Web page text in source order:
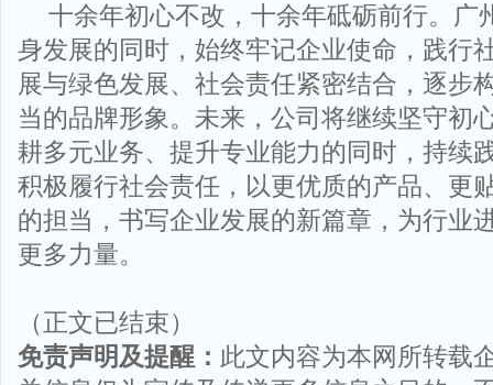
十余年初心不改，十余年砥砺前行。广
身发展的同时，始终牢记企业使命，践行
展与绿色发展、社会责任紧密结合，逐步
当的品牌形象。未来，公司将继续坚守初
耕多元业务、提升专业能力的同时，持续
积极履行社会责任，以更优质的产品、更
的担当，书写企业发展的新篇章，为行业
更多力量。
（正文已结束）
免责声明及提醒： 此文内容为本网所转载